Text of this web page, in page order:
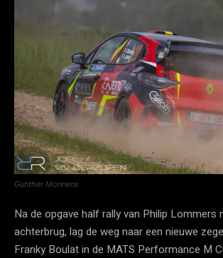
Gunther Monnens
Na de opgave half rally van Philip Lommers
achterbrug, lag de weg naar een nieuwe
Franky Boulat in de MATS Performance M